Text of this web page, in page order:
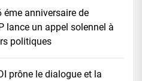
anniversaire de
lance un appel solennel à
politiques
prône le dialogue et la